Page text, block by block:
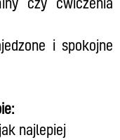
i spokojne
najlepiej